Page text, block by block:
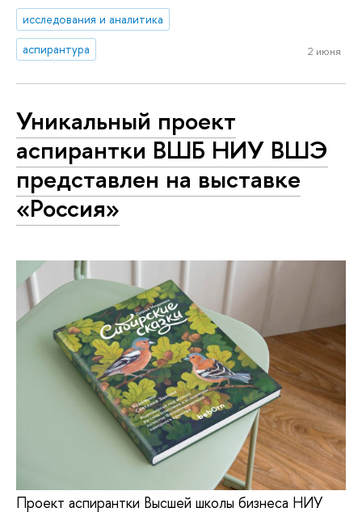
исследования и аналитика
аспирантура
2 июня
Уникальный проект
аспирантки ВШБ НИУ ВШЭ
представлен на выставке
«Россия»
Проект аспирантки Высшей школы бизнеса НИУ